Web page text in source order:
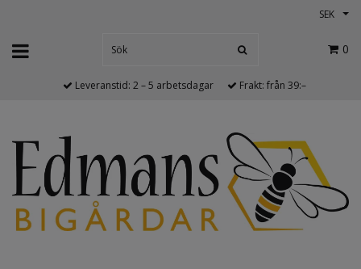
SEK
0
Leveranstid: 2 – 5 arbetsdagar Frakt: från 39:–